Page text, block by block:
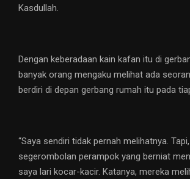
Kasdullah.
Dengan keberadaan kain kafan itu di
banyak orang mengaku melihat ada
berdiri di depan gerbang rumah itu pada
“Saya sendiri tidak pernah melihatnya.
segerombolan perampok yang berniat
saya lari kocar-kacir. Katanya, mereka